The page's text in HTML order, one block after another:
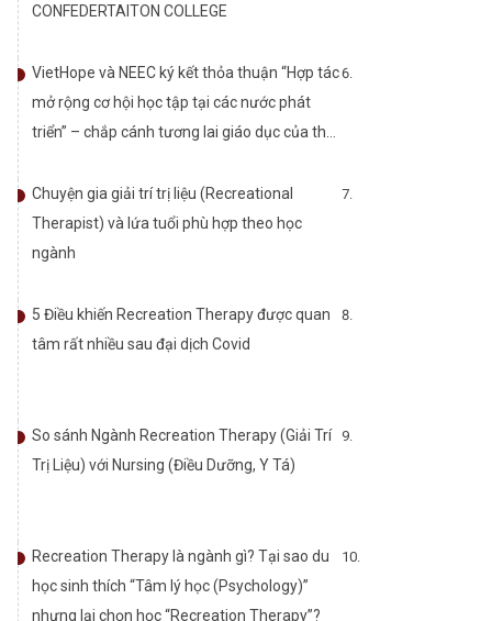
CONFEDERTAITON COLLEGE
VietHope và NEEC ký kết thỏa thuận “Hợp tác
mở rộng cơ hội học tập tại các nước phát
triển” – chắp cánh tương lai giáo dục của thế
Chuyện gia giải trí trị liệu (Recreational
Therapist) và lứa tuổi phù hợp theo học
ngành
5 Điều khiến Recreation Therapy được quan
tâm rất nhiều sau đại dịch Covid
So sánh Ngành Recreation Therapy (Giải Trí
Trị Liệu) với Nursing (Điều Dưỡng, Y Tá)
Recreation Therapy là ngành gì? Tại sao du
học sinh thích “Tâm lý học (Psychology)”
nhưng lại chọn học “Recreation Therapy”?